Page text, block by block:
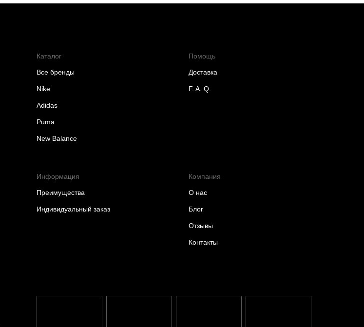
Каталог
Все бренды
Nike
Adidas
Puma
New Balance
Помощь
Доставка
F. A. Q.
Информация
Преимущества
Индивидуальный заказ
Компания
О нас
Блог
Отзывы
Контакты